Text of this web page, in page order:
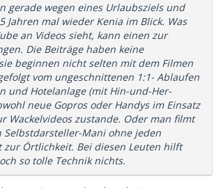
gerade wegen eines Urlaubsziels und
Jahren mal wieder Kenia im Blick. Was
an Videos sieht, kann einen zur
Die Beiträge haben keine
beginnen nicht selten mit dem Filmen
vom ungeschnittenen 1:1- Ablaufen
und Hotelanlage (mit Hin-und-Her-
neue Gopros oder Handys im Einsatz
Wackelvideos zustande. Oder man filmt
Selbstdarsteller-Mani ohne jeden
Örtlichkeit. Bei diesen Leuten hilft
so tolle Technik nichts.